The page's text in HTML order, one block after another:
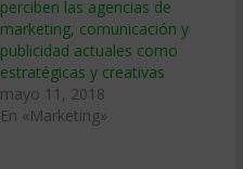
perciben las agencias de
marketing, comunicación y
publicidad actuales como
estratégicas y creativas
mayo 11, 2018
En «Marketing»